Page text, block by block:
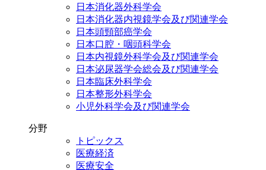
日本消化器外科学会
日本消化器内視鏡学会及び関連学会
日本頭頸部癌学会
日本口腔・咽頭科学会
日本内視鏡外科学会及び関連学会
日本泌尿器学会総会及び関連学会
日本臨床外科学会
日本整形外科学会
小児外科学会及び関連学会
分野
トピックス
医療経済
医療安全